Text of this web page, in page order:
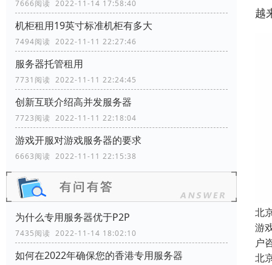
7666阅读 2022-11-14 17:58:40
机柜租用19英寸标准机柜有多大
7494阅读 2022-11-11 22:27:46
服务器托管租用
7731阅读 2022-11-11 22:24:45
创新互联介绍高并发服务器
7723阅读 2022-11-11 22:18:04
游戏开服对游戏服务器的要求
6663阅读 2022-11-11 22:15:38
为什么专用服务器优于P2P
7435阅读 2022-11-14 18:02:10
如何在2022年确保您的香港专用服务器
越
北
游
户
北